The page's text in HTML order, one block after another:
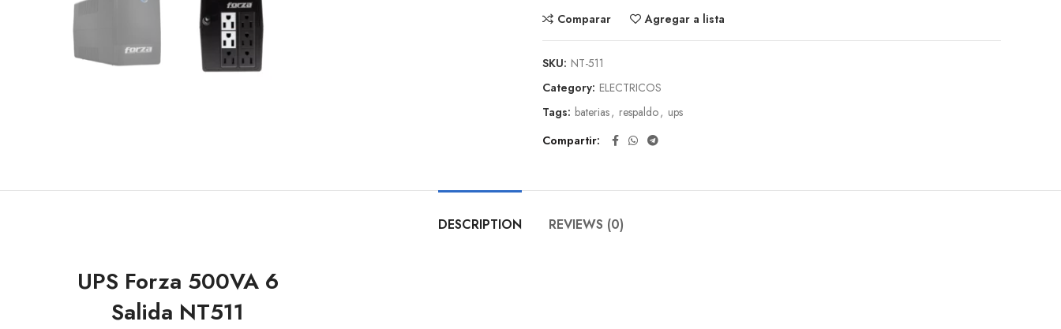
Comparar
Agregar a lista
SKU: NT-511
Category: ELECTRICOS
Tags: baterias, respaldo, ups
Compartir
DESCRIPTION REVIEWS (0)
UPS Forza 500VA 6
Salida NT511